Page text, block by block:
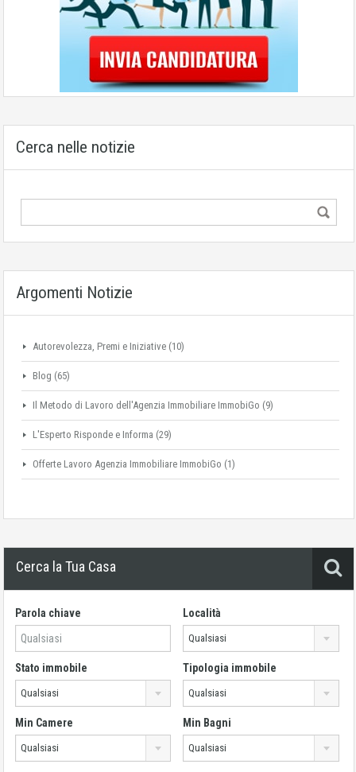
Cerca nelle notizie
Argomenti Notizie
Autorevolezza, Premi e Iniziative (10)
Blog (65)
Il Metodo di Lavoro dell'Agenzia Immobiliare ImmobiGo (9)
L'Esperto Risponde e Informa (29)
Offerte Lavoro Agenzia Immobiliare ImmobiGo (1)
Cerca la Tua Casa
Parola chiave Località
Qualsiasi
Stato immobile
Qualsiasi
Tipologia immobile
Qualsiasi
Min Camere
Qualsiasi
Min Bagni
Qualsiasi